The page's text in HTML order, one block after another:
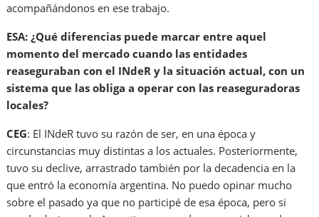
acompañándonos en ese trabajo.
ESA: ¿Qué diferencias puede marcar entre aquel
momento del mercado cuando las entidades
reaseguraban con el INdeR y la situación actual, con un
sistema que las obliga a operar con las reaseguradoras
locales?
CEG: El INdeR tuvo su razón de ser, en una época y
circunstancias muy distintas a los actuales. Posteriormente,
tuvo su declive, arrastrado también por la decadencia en la
que entró la economía argentina. No puedo opinar mucho
sobre el pasado ya que no participé de esa época, pero si